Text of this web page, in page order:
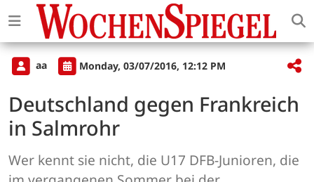
aa Monday, 03/07/2016, 12:12 PM
Deutschland gegen Frankreich
in Salmrohr
Wer kennt sie nicht, die U17 DFB-Junioren, die